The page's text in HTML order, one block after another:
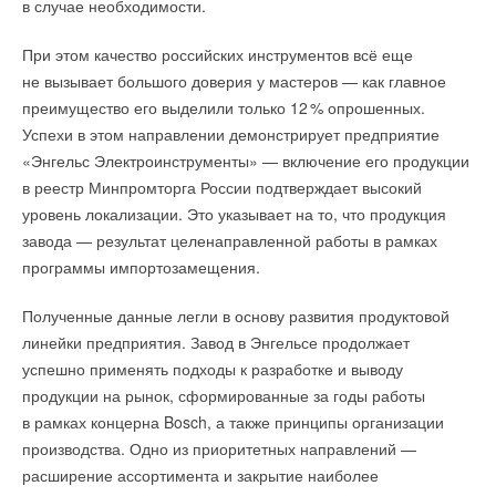
в случае необходимости.
При этом качество российских инструментов всё еще
не вызывает большого доверия у мастеров — как главное
преимущество его выделили только 12% опрошенных.
Успехи в этом направлении демонстрирует предприятие
«Энгельс Электроинструменты» — включение его продукции
в реестр Минпромторга России подтверждает высокий
уровень локализации. Это указывает на то, что продукция
завода — результат целенаправленной работы в рамках
программы импортозамещения.
Полученные данные легли в основу развития продуктовой
линейки предприятия. Завод в Энгельсе продолжает
успешно применять подходы к разработке и выводу
продукции на рынок, сформированные за годы работы
в рамках концерна Bosch, а также принципы организации
производства. Одно из приоритетных направлений —
расширение ассортимента и закрытие наиболее
Уведомления отключены
В этой теме еще нет комментариев
Добавить комментарий
Ваше имя *
Ваш E-mail *
Текст комментария
Для выпуска изделий по технологии HBC требуется
некоторая модернизации существующих производственных
мощностей TOPCon. То есть нет необходимости строить
новые линии.
JA Solar заняла 3–4 место в рейтинге
крупнейших мировых
поставщиков солнечных панелей в 2025 году.
Производство компонентов для солнечной энергетики — это
непрерывный поток инноваций, которые позволяют, среди
прочего, повышать эффективность элементов и модулей,
затрат и стоимости единицы энергии фотоэлектрической
генерации.
ИСТОЧНИК:RENEN.RU
Читайте по теме:
с высокими требованиями к надежности, интеграции
Отдельно в компании отметили развитие собственной
уникальной технологической базы. За последний период
были созданы новые расчетные модули для различных
инженерных задач, а также новое трехмерное ядро для
моделирования сложных многокомпонентных
судостроительных поверхностей с уникальными российскими
алгоритмами высокой точности расчетов больших сплайнов.
Эти компоненты становятся основой для дальнейшего
поколения.
Одним из заметных трендов ЦИПР-2026, по оценке
экспертов «СиСофт Девелопмент», стало изменение самого
характера дискуссии на рынке. Если еще недавно основной
темой оставался сам переход на отечественное ПО,
то теперь фокус сместился на эффективность
Интервью с компаниями — лидерами отрасли на слёте
сантехников.